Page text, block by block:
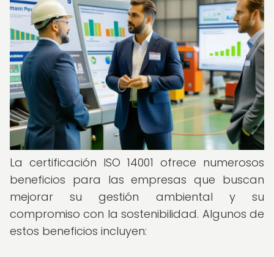
La certificación ISO 14001 ofrece numerosos
beneficios para las empresas que buscan
mejorar su gestión ambiental y su
compromiso con la sostenibilidad. Algunos de
estos beneficios incluyen: